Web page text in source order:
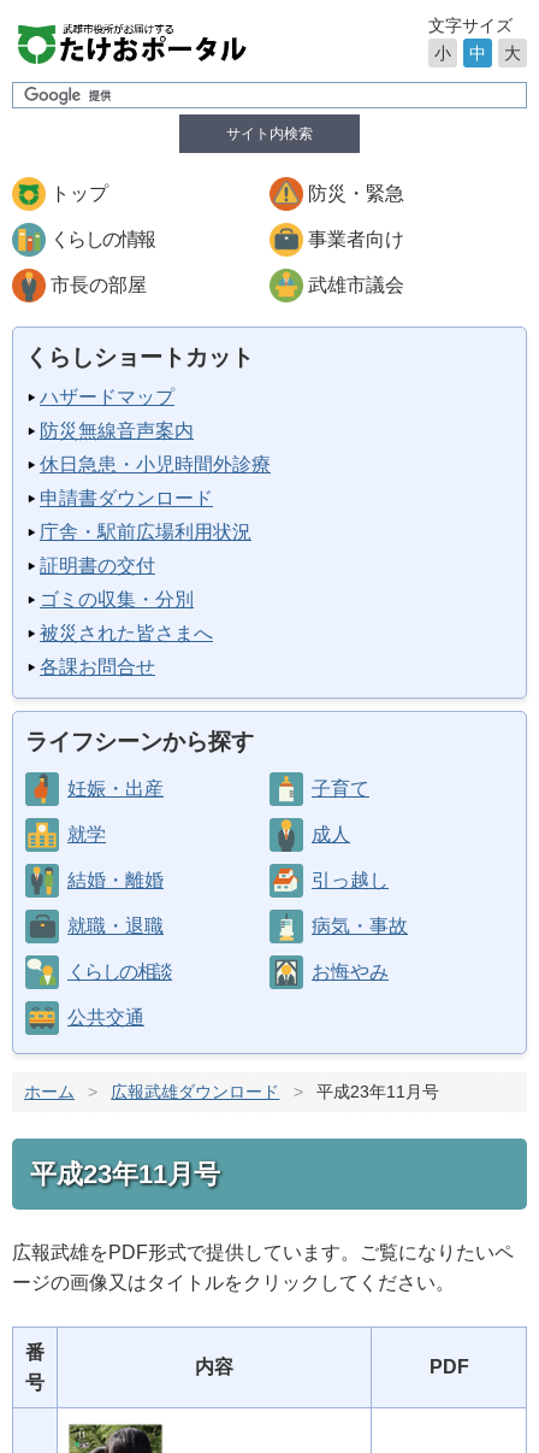
サイト内検索
文字サイズ
小
中 大
トップ 防災・緊急
くらしの情報 事業者向け
市長の部屋 武雄市議会
くらしショートカット
ハザードマップ
防災無線音声案内
休日急患・小児時間外診療
申請書ダウンロード
庁舎・駅前広場利用状況
証明書の交付
ゴミの収集・分別
被災された皆さまへ
各課お問合せ
ライフシーンから探す
妊娠・出産 子育て
就学 成人
結婚・離婚 引っ越し
就職・退職 病気・事故
くらしの相談 お悔やみ
公共交通
ホーム > 広報武雄ダウンロード > 平成23年11月号
平成23年11月号
広報武雄をPDF形式で提供しています。ご覧になりたいペ
ージの画像又はタイトルをクリックしてください。
番
号
内容 PDF